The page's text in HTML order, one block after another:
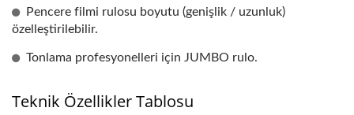
Pencere filmi rulosu boyutu (genişlik / uzunluk)
özelleştirilebilir.
Tonlama profesyonelleri için JUMBO rulo.
Teknik Özellikler Tablosu